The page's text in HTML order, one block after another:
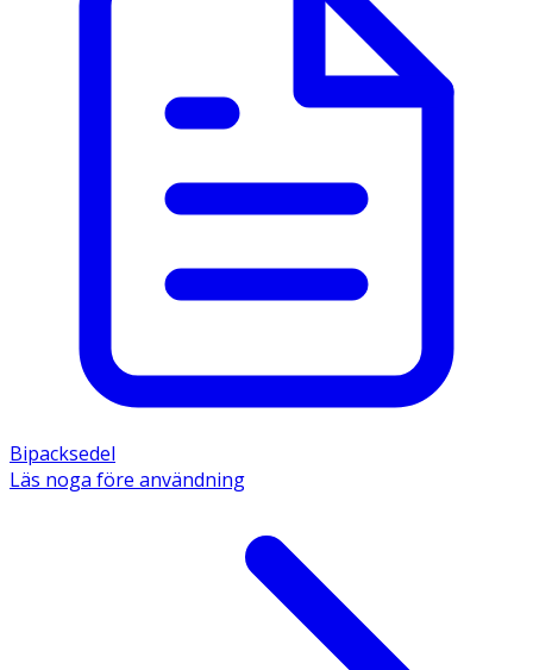
Bipacksedel
Läs noga före användning